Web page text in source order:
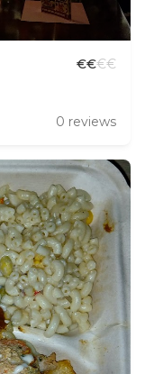
€€€€
0 reviews